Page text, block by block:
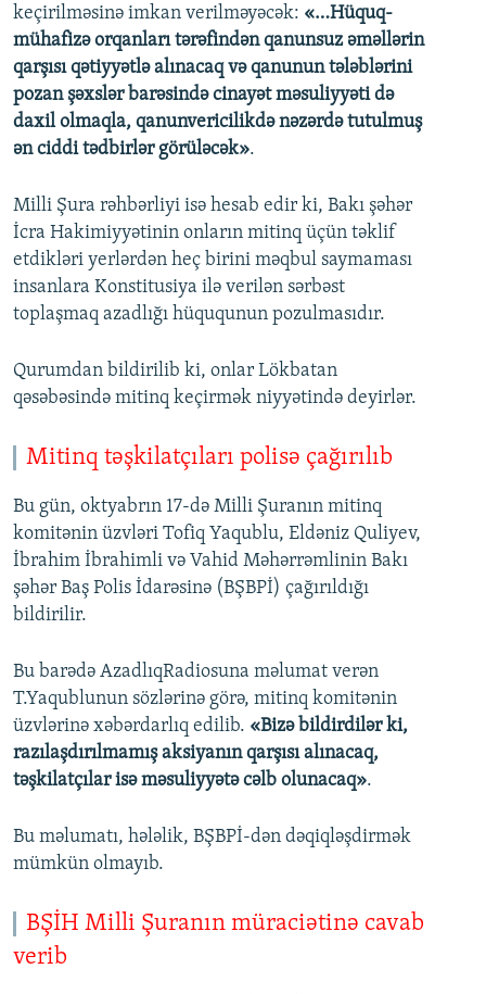
keçirilməsinə imkan verilməyəcək: «…Hüquq-
mühafizə orqanları tərəfindən qanunsuz əməllərin
qarşısı qətiyyətlə alınacaq və qanunun tələblərini
pozan şəxslər barəsində cinayət məsuliyyəti də
daxil olmaqla, qanunvericilikdə nəzərdə tutulmuş
ən ciddi tədbirlər görüləcək».
Milli Şura rəhbərliyi isə hesab edir ki, Bakı şəhər
İcra Hakimiyyətinin onların mitinq üçün təklif
etdikləri yerlərdən heç birini məqbul saymaması
insanlara Konstitusiya ilə verilən sərbəst
toplaşmaq azadlığı hüququnun pozulmasıdır.
Qurumdan bildirilib ki, onlar Lökbatan
qəsəbəsində mitinq keçirmək niyyətində deyirlər.
Mitinq təşkilatçıları polisə çağırılıb
Bu gün, oktyabrın 17-də Milli Şuranın mitinq
komitənin üzvləri Tofiq Yaqublu, Eldəniz Quliyev,
İbrahim İbrahimli və Vahid Məhərrəmlinin Bakı
şəhər Baş Polis İdarəsinə (BŞBPİ) çağırıldığı
bildirilir.
Bu barədə AzadlıqRadiosuna məlumat verən
T.Yaqublunun sözlərinə görə, mitinq komitənin
üzvlərinə xəbərdarlıq edilib. «Bizə bildirdilər ki,
razılaşdırılmamış aksiyanın qarşısı alınacaq,
təşkilatçılar isə məsuliyyətə cəlb olunacaq».
Bu məlumatı, hələlik, BŞBPİ-dən dəqiqləşdirmək
mümkün olmayıb.
BŞİH Milli Şuranın müraciətinə cavab
verib